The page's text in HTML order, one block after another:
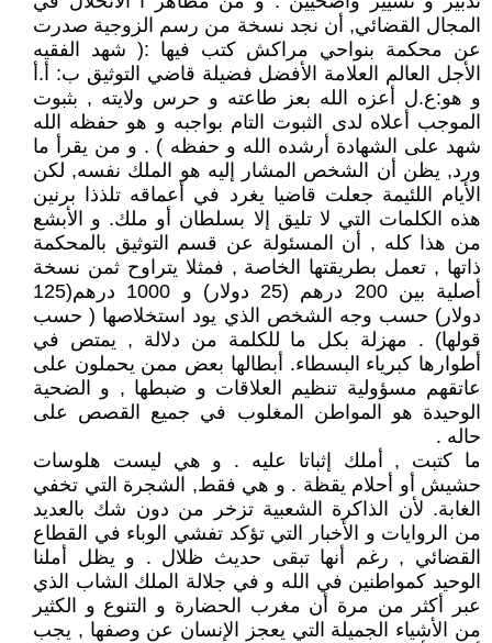
المجال القضائي, أن نجد نسخة من رسم الزوجية صدرت
عن محكمة بنواحي مراكش كتب فيها :( شهد الفقيه
الأجل العالم العلامة الأفضل فضيلة قاضي التوثيق ب: أ.أ
و هو:ع.ل أعزه الله بعز طاعته و حرس ولايته , بثبوت
الموجب أعلاه لدى الثبوت التام بواجبه و هو حفظه الله
شهد على الشهادة أرشده الله و حفظه ) . و من يقرأ ما
ورد, يظن أن الشخص المشار إليه هو الملك نفسه, لكن
الأيام اللئيمة جعلت قاضيا يغرد في أعماقه تلذذا برنين
هذه الكلمات التي لا تليق إلا بسلطان أو ملك. و الأبشع
من هذا كله , أن المسئولة عن قسم التوثيق بالمحكمة
ذاتها , تعمل بطريقتها الخاصة , فمثلا يتراوح ثمن نسخة
أصلية بين 200 درهم (25 دولار) و 1000 درهم(125
دولار) حسب وجه الشخص الذي يود استخلاصها ( حسب
قولها) . مهزلة بكل ما للكلمة من دلالة , يمتص في
أطوارها كبرياء البسطاء. أبطالها بعض ممن يحملون على
عاتقهم مسؤولية تنظيم العلاقات و ضبطها , و الضحية
الوحيدة هو المواطن المغلوب في جميع القصص على
حاله .
ما كتبت , أملك إثباتا عليه . و هي ليست هلوسات
حشيش أو أحلام يقظة . و هي فقط, الشجرة التي تخفي
الغابة. لأن الذاكرة الشعبية تزخر من دون شك بالعديد
من الروايات و الأخبار التي تؤكد تفشي الوباء في القطاع
القضائي , رغم أنها تبقى حديث ظلال . و يظل أملنا
الوحيد كمواطنين في الله و في جلالة الملك الشاب الذي
عبر أكثر من مرة أن مغرب الحضارة و التنوع و الكثير
من الأشياء الجميلة التي يعجز الإنسان عن وصفها , يجب